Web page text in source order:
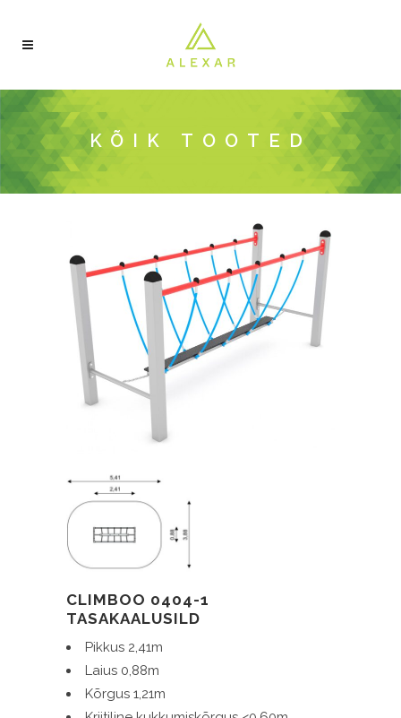
KÕIK TOOTED
CLIMBOO 0404-1
TASAKAALUSILD
Pikkus 2,41m
Laius 0,88m
Kõrgus 1,21m